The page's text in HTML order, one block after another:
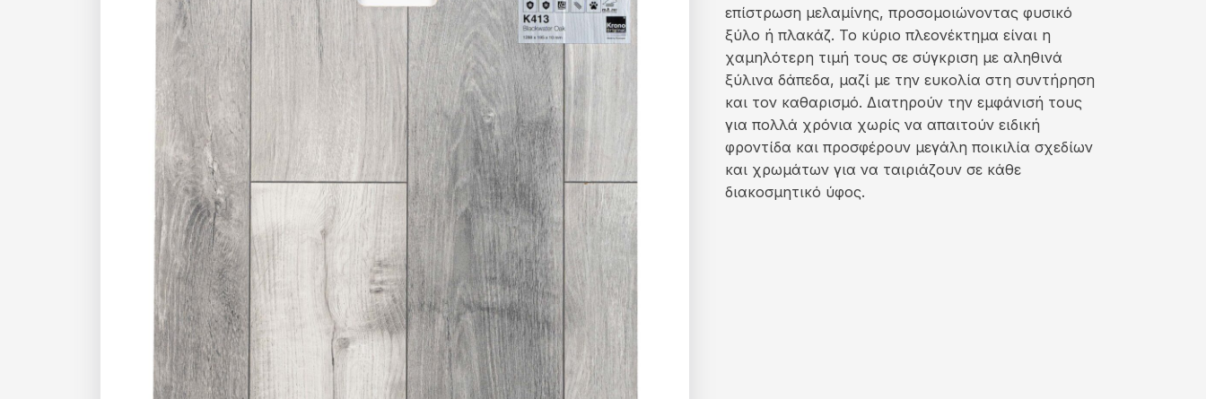
επίστρωση μελαμίνης, προσομοιώνοντας φυσικό
ξύλο ή πλακάζ. Το κύριο πλεονέκτημα είναι η
χαμηλότερη τιμή τους σε σύγκριση με αληθινά
ξύλινα δάπεδα, μαζί με την ευκολία στη συντήρηση
και τον καθαρισμό. Διατηρούν την εμφάνισή τους
για πολλά χρόνια χωρίς να απαιτούν ειδική
φροντίδα και προσφέρουν μεγάλη ποικιλία σχεδίων
και χρωμάτων για να ταιριάζουν σε κάθε
διακοσμητικό ύφος.